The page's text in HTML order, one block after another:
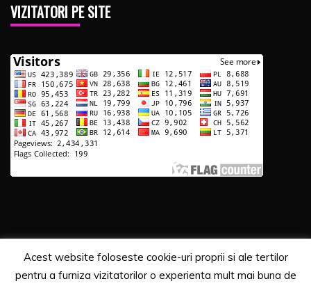
VIZITATORI PE SITE
Copyrights. © 2020 Segra Media
Acest website foloseste cookie-uri proprii si ale tertilor
pentru a furniza vizitatorilor o experienta mult mai buna de